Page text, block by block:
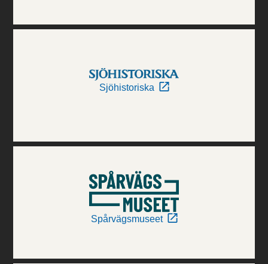
Sjöhistoriska
Spårvägsmuseet